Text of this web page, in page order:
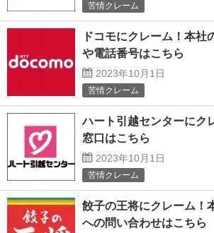
苦情クレーム
ドコモにクレーム！本社
や電話番号はこちら
2023年10月1日
苦情クレーム
ハート引越センターにク
窓口はこちら
2023年10月1日
苦情クレーム
餃子の王将にクレーム！
への問い合わせはこちら